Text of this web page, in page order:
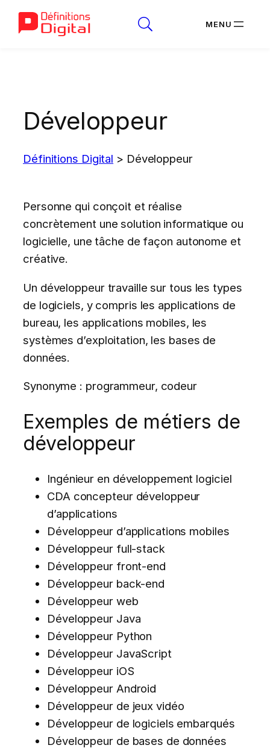
Développeur
Définitions Digital > Développeur
Personne qui conçoit et réalise
concrètement une solution informatique ou
logicielle, une tâche de façon autonome et
créative.
Un développeur travaille sur tous les types
de logiciels, y compris les applications de
bureau, les applications mobiles, les
systèmes d’exploitation, les bases de
données.
Synonyme : programmeur, codeur
Exemples de métiers de
développeur
Ingénieur en développement logiciel
CDA concepteur développeur
d’applications
Développeur d’applications mobiles
Développeur full-stack
Développeur front-end
Développeur back-end
Développeur web
Développeur Java
Développeur Python
Développeur JavaScript
Développeur iOS
Développeur Android
Développeur de jeux vidéo
Développeur de logiciels embarqués
Développeur de bases de données